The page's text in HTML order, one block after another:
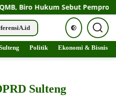
Sebut Pemprov Siap
Politik Ekonomi & Bisnis
Sulteng